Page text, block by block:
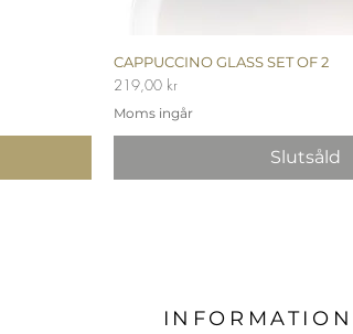
Snabbvisning
CAPPUCCINO GLASS SET OF 2
Pris
219,00 kr
Moms ingår
Slutsåld
INFORMATION